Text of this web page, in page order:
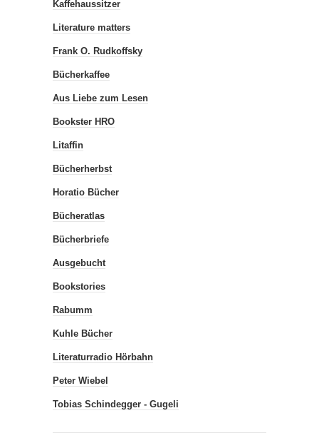
Kaffehaussitzer
Literature matters
Frank O. Rudkoffsky
Bücherkaffee
Aus Liebe zum Lesen
Bookster HRO
Litaffin
Bücherherbst
Horatio Bücher
Bücheratlas
Bücherbriefe
Ausgebucht
Bookstories
Rabumm
Kuhle Bücher
Literaturradio Hörbahn
Peter Wiebel
Tobias Schindegger - Gugeli